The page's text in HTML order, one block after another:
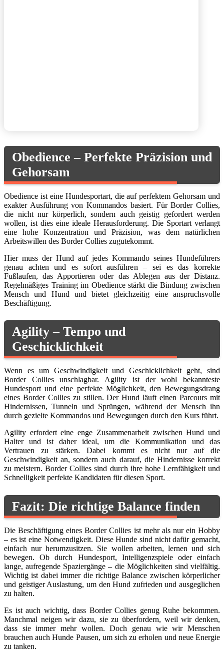
Obedience – Perfekte Präzision und
Gehorsam
Obedience ist eine Hundesportart, die auf perfektem Gehorsam und
exakter Ausführung von Kommandos basiert. Für Border Collies,
die nicht nur körperlich, sondern auch geistig gefordert werden
wollen, ist dies eine ideale Herausforderung. Die Sportart verlangt
eine hohe Konzentration und Präzision, was dem natürlichen
Arbeitswillen des Border Collies zugutekommt.
Hier muss der Hund auf jedes Kommando seines Hundeführers
genau achten und es sofort ausführen – sei es das korrekte
Fußlaufen, das Apportieren oder das Ablegen aus der Distanz.
Regelmäßiges Training im Obedience stärkt die Bindung zwischen
Mensch und Hund und bietet gleichzeitig eine anspruchsvolle
Beschäftigung.
Agility – Tempo und
Geschicklichkeit
Wenn es um Geschwindigkeit und Geschicklichkeit geht, sind
Border Collies unschlagbar. Agility ist der wohl bekannteste
Hundesport und eine perfekte Möglichkeit, den Bewegungsdrang
eines Border Collies zu stillen. Der Hund läuft einen Parcours mit
Hindernissen, Tunneln und Sprüngen, während der Mensch ihn
durch gezielte Kommandos und Bewegungen durch den Kurs führt.
Agility erfordert eine enge Zusammenarbeit zwischen Hund und
Halter und ist daher ideal, um die Kommunikation und das
Vertrauen zu stärken. Dabei kommt es nicht nur auf die
Geschwindigkeit an, sondern auch darauf, die Hindernisse korrekt
zu meistern. Border Collies sind durch ihre hohe Lernfähigkeit und
Schnelligkeit perfekte Kandidaten für diesen Sport.
Fazit: Die richtige Balance finden
Die Beschäftigung eines Border Collies ist mehr als nur ein Hobby
– es ist eine Notwendigkeit. Diese Hunde sind nicht dafür gemacht,
einfach nur herumzusitzen. Sie wollen arbeiten, lernen und sich
bewegen. Ob durch Hundesport, Intelligenzspiele oder einfach
lange, aufregende Spaziergänge – die Möglichkeiten sind vielfältig.
Wichtig ist dabei immer die richtige Balance zwischen körperlicher
und geistiger Auslastung, um den Hund zufrieden und ausgeglichen
zu halten.
Es ist auch wichtig, dass Border Collies genug Ruhe bekommen.
Manchmal neigen wir dazu, sie zu überfordern, weil wir denken,
dass sie immer mehr wollen. Doch genau wie wir Menschen
brauchen auch Hunde Pausen, um sich zu erholen und neue Energie
zu tanken.